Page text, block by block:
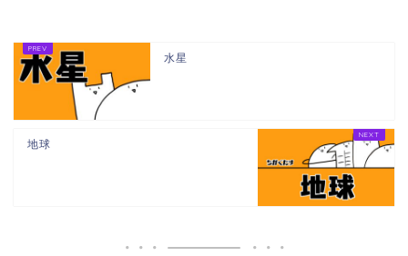
水星
地球